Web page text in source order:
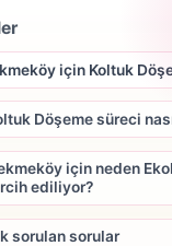
için Koltuk
Döşeme süreci
için neden
ediliyor?
sorulan sorular